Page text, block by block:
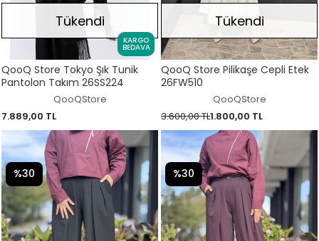
KARGO
BEDAVA
Tükendi
QooQ Store Tokyo Şık Tunik
Pantolon Takım 26SS224
QooQStore
7.889,00 TL
Tükendi
QooQ Store Pilikaşe Cepli Etek
26FW510
QooQStore
3.600,00 TL1.800,00 TL
%30 %30